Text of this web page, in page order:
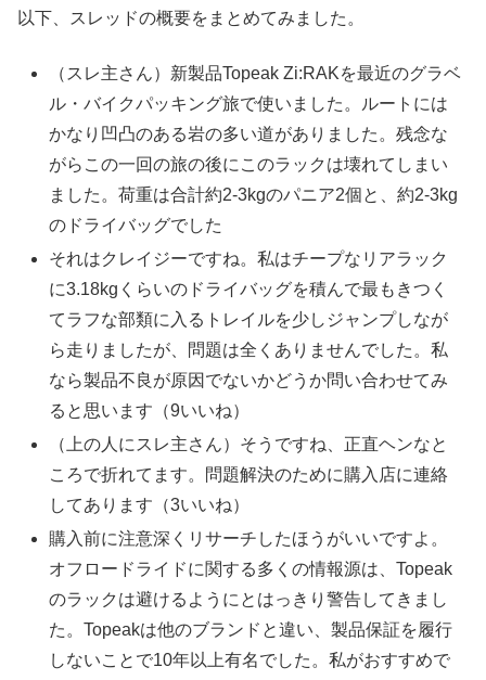
以下、スレッドの概要をまとめてみました。
（スレ主さん）新製品Topeak Zi:RAKを最近のグラベ
ル・バイクパッキング旅で使いました。ルートには
かなり凹凸のある岩の多い道がありました。残念な
がらこの一回の旅の後にこのラックは壊れてしまい
ました。荷重は合計約2-3kgのパニア2個と、約2-3kg
のドライバッグでした
それはクレイジーですね。私はチープなリアラック
に3.18kgくらいのドライバッグを積んで最もきつく
てラフな部類に入るトレイルを少しジャンプしなが
ら走りましたが、問題は全くありませんでした。私
なら製品不良が原因でないかどうか問い合わせてみ
ると思います（9いいね）
（上の人にスレ主さん）そうですね、正直ヘンなと
ころで折れてます。問題解決のために購入店に連絡
してあります（3いいね）
購入前に注意深くリサーチしたほうがいいですよ。
オフロードライドに関する多くの情報源は、Topeak
のラックは避けるようにとはっきり警告してきまし
た。Topeakは他のブランドと違い、製品保証を履行
しないことで10年以上有名でした。私がおすすめで